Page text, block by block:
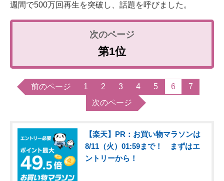
週間で500万回再生を突破し、話題を呼びました。
第1位
前のページ 1 2 3 4 5 6
7
次のページ
【楽天】PR：お買い物マラソンは
8/11（火）01:59まで！ まずはエ
ントリーから！